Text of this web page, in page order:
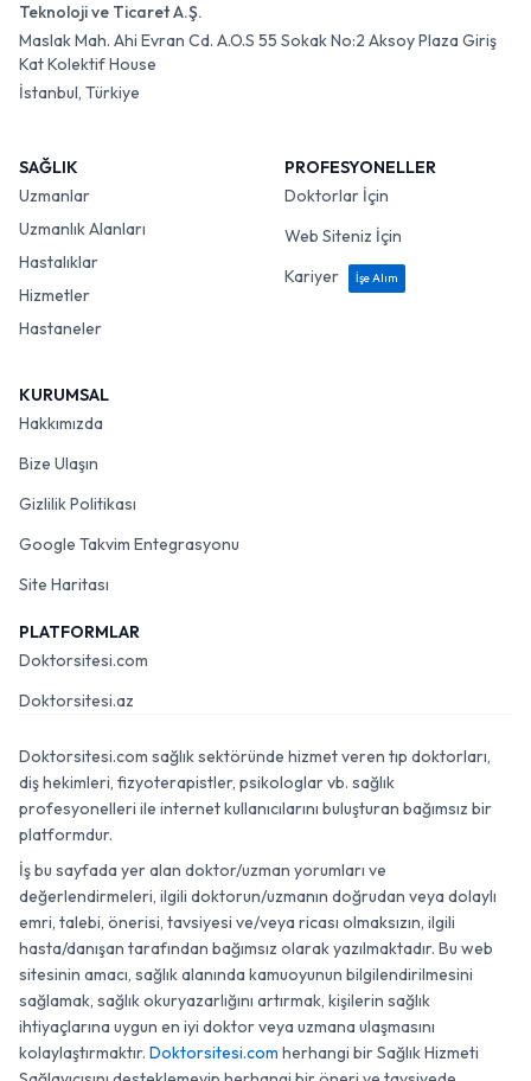
Teknoloji ve Ticaret A.Ş.
Maslak Mah. Ahi Evran Cd. A.O.S 55 Sokak No:2 Aksoy Plaza Giriş
Kat Kolektif House
İstanbul, Türkiye
SAĞLIK
Uzmanlar
Uzmanlık Alanları
Hastalıklar
Hizmetler
Hastaneler
PROFESYONELLER
Doktorlar İçin
Web Siteniz İçin
Kariyer
İşe Alım
KURUMSAL
Hakkımızda
Bize Ulaşın
Gizlilik Politikası
Google Takvim Entegrasyonu
Site Haritası
PLATFORMLAR
Doktorsitesi.com
Doktorsitesi.az
Doktorsitesi.com sağlık sektöründe hizmet veren tıp doktorları,
diş hekimleri, fizyoterapistler, psikologlar vb. sağlık
profesyonelleri ile internet kullanıcılarını buluşturan bağımsız bir
platformdur.
İş bu sayfada yer alan doktor/uzman yorumları ve
değerlendirmeleri, ilgili doktorun/uzmanın doğrudan veya dolaylı
emri, talebi, önerisi, tavsiyesi ve/veya ricası olmaksızın, ilgili
hasta/danışan tarafından bağımsız olarak yazılmaktadır. Bu web
sitesinin amacı, sağlık alanında kamuoyunun bilgilendirilmesini
sağlamak, sağlık okuryazarlığını artırmak, kişilerin sağlık
ihtiyaçlarına uygun en iyi doktor veya uzmana ulaşmasını
kolaylaştırmaktır. Doktorsitesi.com herhangi bir Sağlık Hizmeti